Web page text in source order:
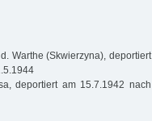
Warthe (Skwierzyna), deportiert
deportiert am 15.7.1942 nach